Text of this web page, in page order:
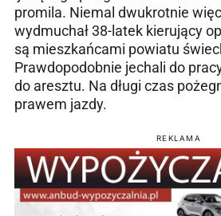
promila. Niemal dwukrotnie
wydmuchał 38-latek kierujący
są mieszkańcami powiatu
Prawdopodobnie jechali do
do aresztu. Na długi czas
prawem jazdy.
REKLAMA